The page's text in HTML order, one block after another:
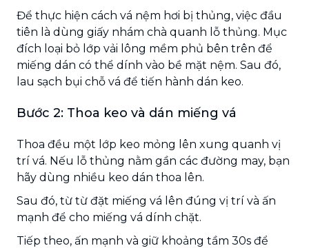
Để thực hiện cách vá nệm hơi bị thủng, việc đầu
tiên là dùng giấy nhám chà quanh lỗ thủng. Mục
đích loại bỏ lớp vải lông mềm phủ bên trên để
miếng dán có thể dính vào bề mặt nệm. Sau đó,
lau sạch bụi chỗ vá để tiến hành dán keo.
Bước 2: Thoa keo và dán miếng vá
Thoa đều một lớp keo mỏng lên xung quanh vị
trí vá. Nếu lỗ thủng nằm gần các đường may, bạn
hãy dùng nhiều keo dán thoa lên.
Sau đó, từ từ đặt miếng vá lên đúng vị trí và ấn
mạnh để cho miếng vá dính chặt.
Tiếp theo, ấn mạnh và giữ khoảng tầm 30s để